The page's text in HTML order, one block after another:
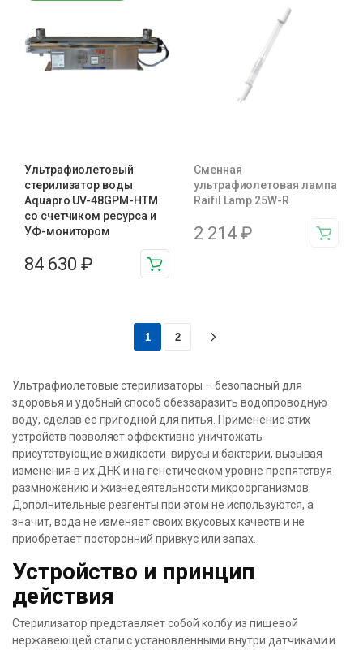
Ультрафиолетовый
стерилизатор воды
Aquapro UV-48GPM-HTM
cо счетчиком ресурса и
УФ-монитором
84 630 ₽
Сменная
ультрафиолетовая лампа
Raifil Lamp 25W-R
2 214 ₽
1 2
Ультрафиолетовые стерилизаторы – безопасный для
здоровья и удобный способ обеззаразить водопроводную
воду, сделав ее пригодной для питья. Применение этих
устройств позволяет эффективно уничтожать
присутствующие в жидкости вирусы и бактерии, вызывая
изменения в их ДНК и на генетическом уровне препятствуя
размножению и жизнедеятельности микроорганизмов.
Дополнительные реагенты при этом не используются, а
значит, вода не изменяет своих вкусовых качеств и не
приобретает посторонний привкус или запах.
Устройство и принцип
действия
Стерилизатор представляет собой колбу из пищевой
нержавеющей стали с установленными внутри датчиками и